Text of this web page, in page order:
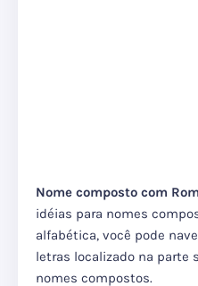
Nome composto com
idéias para nomes
alfabética, você pode
letras localizado na parte
nomes compostos.